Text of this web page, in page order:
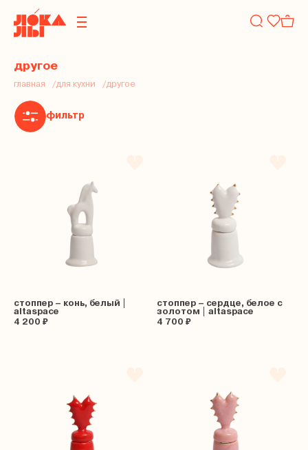
другое
главная для кухни другое
стоппер – конь, белый |
altaspace
4 200 ₽
стоппер – сердце, белое с
золотом | altaspace
4 700 ₽
фильтр